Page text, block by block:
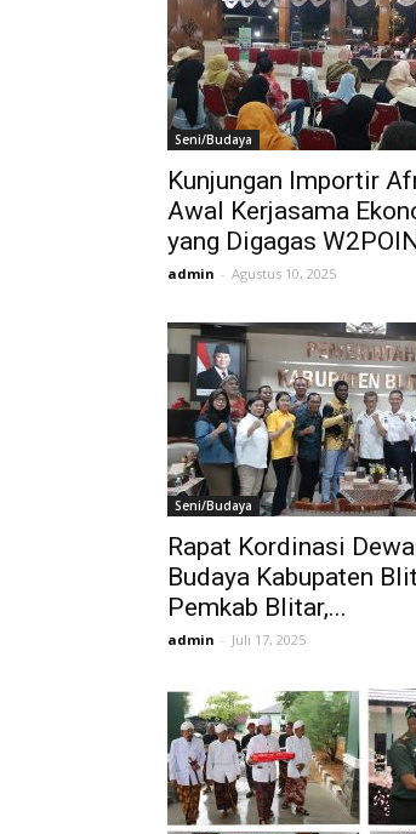
Seni/Budaya
Kunjungan Importir
Awal Kerjasama
yang Digagas
admin - Agustus 10, 2025
Seni/Budaya
Rapat Kordinasi
Budaya Kabupaten
Pemkab Blitar,...
admin - Juli 17, 2025